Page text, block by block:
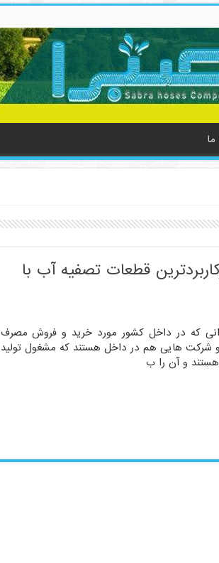
قطعات تصفیه آب با
که در داخل کشور مورد خرید و فروش مصرف
و شرکت هایی هم در داخل هستند که مشغول تولید
و آن را ب